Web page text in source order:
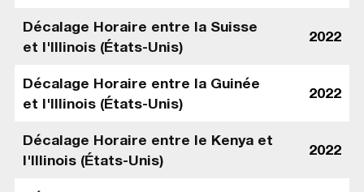
Décalage Horaire entre la Suisse
et l'Illinois (États-Unis)
2022
Décalage Horaire entre la Guinée
et l'Illinois (États-Unis)
2022
Décalage Horaire entre le Kenya et
l'Illinois (États-Unis)
2022